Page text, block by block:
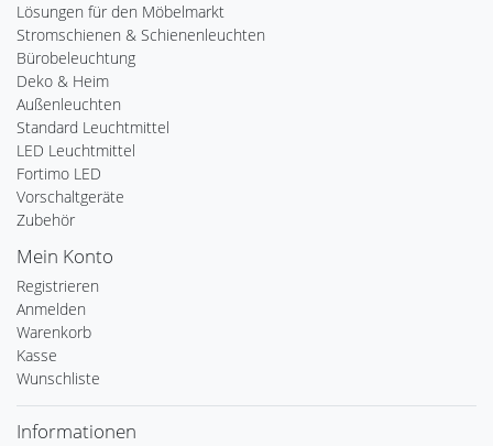
Lösungen für den Möbelmarkt
Stromschienen & Schienenleuchten
Bürobeleuchtung
Deko & Heim
Außenleuchten
Standard Leuchtmittel
LED Leuchtmittel
Fortimo LED
Vorschaltgeräte
Zubehör
Mein Konto
Registrieren
Anmelden
Warenkorb
Kasse
Wunschliste
Informationen